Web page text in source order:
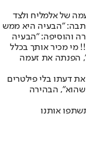
של אלמליח ולצד
"הבעיה היא ממש
והוסיפה: "הבעיה
מכיר אותך בכלל
הפנתה את זעמה
דעתו בלי פילטרים
שהוא", הבהירה
אותנו